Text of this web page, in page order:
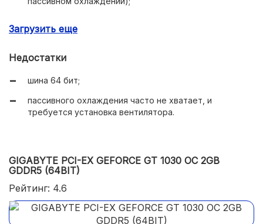
Загрузить еще
Недостатки
шина 64 бит;
пассивного охлаждения часто не хватает, и
требуется установка вентилятора.
GIGABYTE PCI-EX GEFORCE GT 1030 OC 2GB
GDDR5 (64BIT)
Рейтинг: 4.6